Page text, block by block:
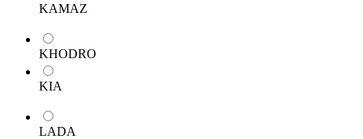
KAMAZ
KHODRO
KIA
LADA